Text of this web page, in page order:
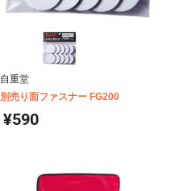
自重堂
別売り面ファスナー FG200
¥590